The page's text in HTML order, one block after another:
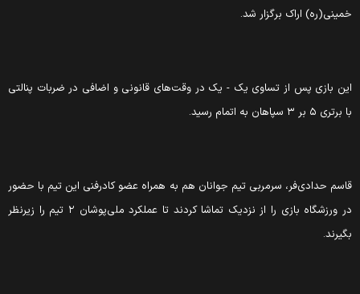
خمینی(ره) اراک برگزار شد.
این بازی پس از تساوی یک - یک در وقت‌های قانونی و اضافی در ضربات پنالتی
با برتری ۵ بر ۳ سپاهان به اتمام رسید‌.
قاسم حدادی‌فر، سرمربی تیم جوانان هم به همراه عضو کادرفنی این تیم با حضور
در ورزشگاه بازی را از نزدیک تماشا کردند تا عملکرد ملی‌پوشان ۲ تیم را زیرنظر
بگیرند.